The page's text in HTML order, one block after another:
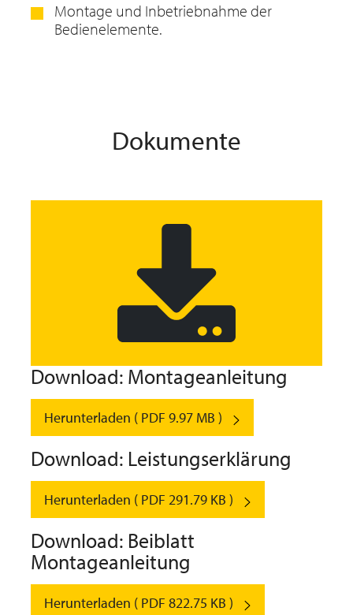
Montage und Inbetriebnahme der
Bedienelemente.
Dokumente
Download: Montageanleitung
Herunterladen ( PDF 9.97 MB )
Download: Leistungserklärung
Herunterladen ( PDF 291.79 KB )
Download: Beiblatt
Montageanleitung
Herunterladen ( PDF 822.75 KB )